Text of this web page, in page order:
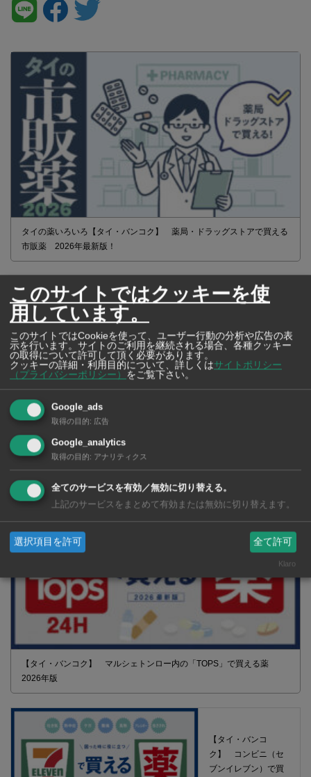
タイの薬いろいろ【タイ・バンコク】 薬局・ドラッグストアで買える
市販薬 2026年最新版！
2026年版 タイの鉄道事情 電車でGO！
【タイ・バンコク】 マルシェトンロー内の「TOPS」で買える薬
2026年版
【タイ・バンコ
ク】 コンビニ（セ
ブンイレブン）で買
このサイトではクッキーを使
用しています。
このサイトではCookieを使って、ユーザー行動の分析や広告の表
示を行います。サイトのご利用を継続される場合、各種クッキー
の取得について許可して頂く必要があります。
クッキーの詳細・利用目的について、詳しくはサイトポリシー
（プライバシーポリシー）
をご覧下さい。
Google_ads
取得の目的: 広告
Google_analytics
取得の目的: アナリティクス
全てのサービスを有効／無効に切り替える。
上記のサービスをまとめて有効または無効に切り替えます。
選択項目を許可 全て許可
Klaro